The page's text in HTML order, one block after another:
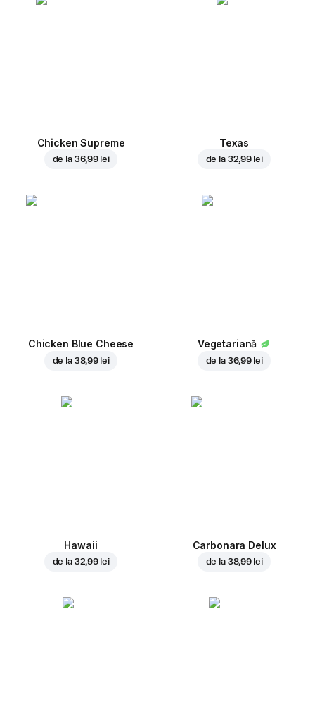
Chicken Supreme
de la 36,99 lei
Texas
de la 32,99 lei
Chicken Blue Cheese
de la 38,99 lei
Vegetariană
de la 36,99 lei
Hawaii
de la 32,99 lei
Carbonara Delux
de la 38,99 lei